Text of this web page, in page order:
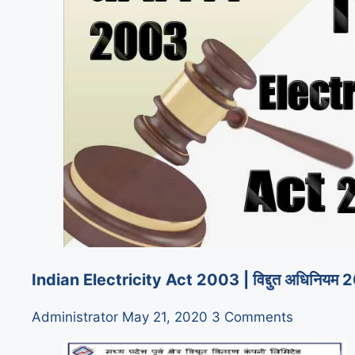
Indian Electricity Act 2003 | विद्दुत अधिनियम
Administrator May 21, 2020 3 Comments